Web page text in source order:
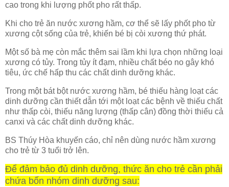
cao trong khi lượng phốt pho rất thấp.
Khi cho trẻ ăn nước xương hầm, cơ thể sẽ lấy phốt pho từ
xương cột sống của trẻ, khiến bé bị còi xương thứ phát.
Một số bà mẹ còn mắc thêm sai lầm khi lựa chọn những loại
xương có tủy. Trong tủy ít đạm, nhiều chất béo no gây khó
tiêu, ức chế hấp thu các chất dinh dưỡng khác.
Trong một bát bột nước xương hầm, bé thiếu hàng loạt các
dinh dưỡng cần thiết dẫn tới một loạt các bệnh về thiếu chất
như thấp còi, thiếu năng lượng (thấp cân) đồng thời thiếu cả
canxi và các chất dinh dưỡng khác.
BS Thúy Hòa khuyến cáo, chỉ nên dùng nước hầm xương
cho trẻ từ 3 tuổi trở lên.
Để đảm bảo đủ dinh dưỡng, thức ăn cho trẻ cần phải
chứa bốn nhóm dinh dưỡng sau: